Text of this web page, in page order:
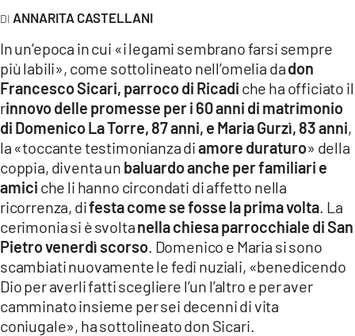
LACTV.IT
LACONAIR.IT
LACITYMAG.IT
ILREGGINO.IT
COSENZACHANNEL.IT
ILVIBONESE.IT
CATANZAROCHANNEL.IT
LACAPITALENEWS.IT
ANNARITA CASTELLANI
In un’epoca in cui «i legami sembrano farsi sempre
più labili», come sottolineato nell’omelia dadon
Francesco Sicari, parroco di Ricadi che ha officiato il
rinnovo delle promesse per i 60 anni di matrimonio
di Domenico La Torre, 87 anni, e Maria Gurzì, 83 anni,
la «toccante testimonianza diamore duraturo» della
coppia, diventa un baluardo anche per familiari e
amici che li hanno circondati di affetto nella
ricorrenza, difesta come se fosse la prima volta . La
cerimonia si è svoltanella chiesa parrocchiale di San
Pietro venerdì scorso . Domenico e Maria si sono
scambiati nuovamente le fedi nuziali, «benedicendo
Dio per averli fatti scegliere l’un l’altro e per aver
camminato insieme per sei decenni di vita
coniugale», ha sottolineato don Sicari.